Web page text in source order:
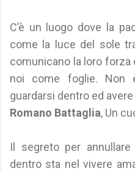
C’è un luogo dove la
come la luce del sole
comunicano la loro
noi come foglie. Non
guardarsi dentro ed
Romano Battaglia, Un
Il segreto per
dentro sta nel vivere